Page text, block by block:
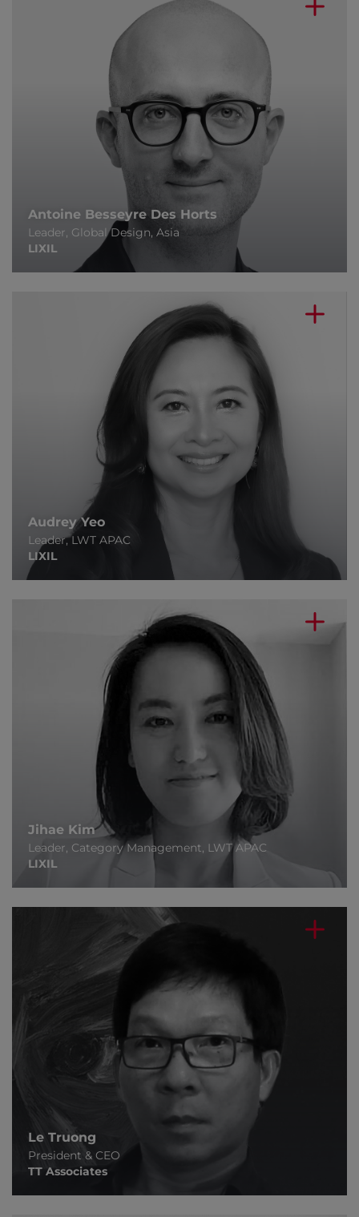
Antoine Besseyre Des Horts
Leader, Global Design, Asia
LIXIL
Audrey Yeo
Leader, LWT APAC
LIXIL
Jihae Kim
Leader, Category Management, LWT APAC
LIXIL
Le Truong
President & CEO
TT Associates